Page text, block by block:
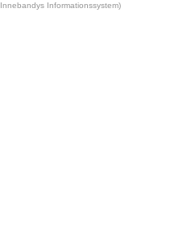
Informationssystem)